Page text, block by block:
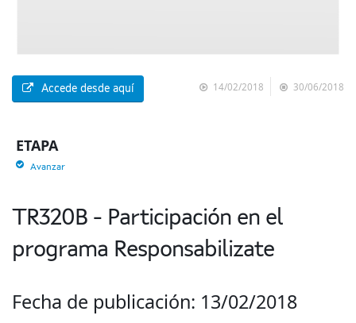
14/02/2018 30/06/2018
Accede desde aquí
ETAPA
Avanzar
TR320B - Participación en el
programa Responsabilizate
Fecha de publicación: 13/02/2018